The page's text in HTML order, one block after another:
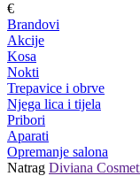
€
Brandovi
Akcije
Kosa
Nokti
Trepavice i obrve
Njega lica i tijela
Pribori
Aparati
Opremanje salona
Natrag Diviana